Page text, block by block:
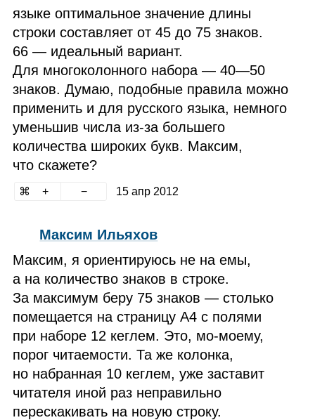
языке оптимальное значение длины
строки составляет от 45 до 75 знаков.
66 — идеальный вариант.
Для многоколонного набора — 40⁠—50
знаков. Думаю, подобные правила можно
применить и для русского языка, немного
уменьшив числа из‑за большего
количества широких букв. Максим,
что скажете?
15 апр 2012
Максим Ильяхов
Максим, я ориентируюсь не на емы,
а на количество знаков в строке.
За максимум беру 75 знаков — столько
помещается на страницу А4 с полями
при наборе 12 кеглем. Это, мо‑моему,
порог читаемости. Та же колонка,
но набранная 10 кеглем, уже заставит
читателя иной раз неправильно
перескакивать на новую строку.